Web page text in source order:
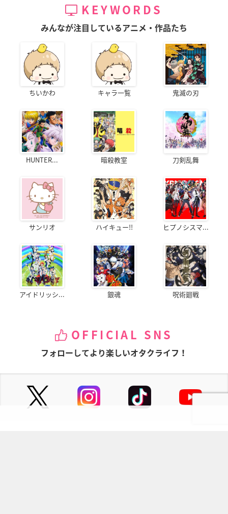
KEYWORDS
みんなが注目しているアニメ・作品たち
ちいかわ キャラ一覧 鬼滅の刃
HUNTER... 暗殺教室 刀剣乱舞
サンリオ ハイキュー!! ヒプノシスマ...
アイドリッシ... 銀魂 呪術廻戦
OFFICIAL SNS
フォローしてより楽しいオタクライフ！